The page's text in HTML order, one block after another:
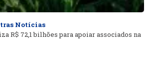
Notícias
R$ 72,1 bilhões para apoiar associados na